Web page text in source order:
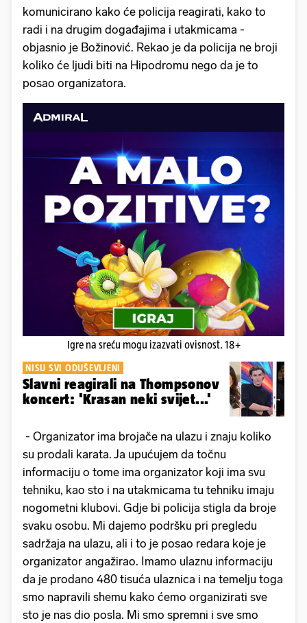
komunicirano kako će policija reagirati, kako to
radi i na drugim događajima i utakmicama -
objasnio je Božinović. Rekao je da policija ne broji
koliko će ljudi biti na Hipodromu nego da je to
posao organizatora.
Igre na sreću mogu izazvati ovisnost. 18+
NISU SVI ODUŠEVLJENI
Slavni reagirali na Thompsonov
koncert: 'Krasan neki svijet...'
- Organizator ima brojače na ulazu i znaju koliko
su prodali karata. Ja upućujem da točnu
informaciju o tome ima organizator koji ima svu
tehniku, kao sto i na utakmicama tu tehniku imaju
nogometni klubovi. Gdje bi policija stigla da broje
svaku osobu. Mi dajemo podršku pri pregledu
sadržaja na ulazu, ali i to je posao redara koje je
organizator angažirao. Imamo ulaznu informaciju
da je prodano 480 tisuća ulaznica i na temelju toga
smo napravili shemu kako ćemo organizirati sve
sto je nas dio posla. Mi smo spremni i sve smo